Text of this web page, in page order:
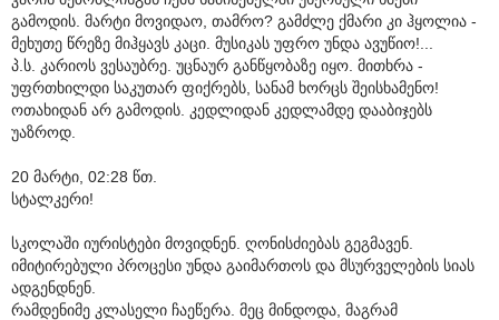
გამოდის. მარტი მოვიდაო, თამრო? გამძლე ქმარი კი ჰყოლია -
მეხუთე წრეზე მიჰყავს კაცი. მუსიკას უფრო უნდა ავუწიო!...
პ.ს. კარიოს ვესაუბრე. უცნაურ განწყობაზე იყო. მითხრა -
უფრთხილდი საკუთარ ფიქრებს, სანამ ხორცს შეისხამენო!
ოთახიდან არ გამოდის. კედლიდან კედლამდე დააბიჯებს
უაზროდ.
20 მარტი, 02:28 წთ.
სტალკერი!
სკოლაში იურისტები მოვიდნენ. ღონისძიებას გეგმავენ.
იმიტირებული პროცესი უნდა გაიმართოს და მსურველების სიას
ადგენდნენ.
რამდენიმე კლასელი ჩაეწერა. მეც მინდოდა, მაგრამ